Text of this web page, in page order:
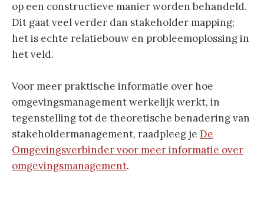
op een constructieve manier worden behandeld.
Dit gaat veel verder dan stakeholder mapping;
het is echte relatiebouw en probleemoplossing in
het veld.
Voor meer praktische informatie over hoe
omgevingsmanagement werkelijk werkt, in
tegenstelling tot de theoretische benadering van
stakeholdermanagement, raadpleeg je De
Omgevingsverbinder voor meer informatie over
omgevingsmanagement.